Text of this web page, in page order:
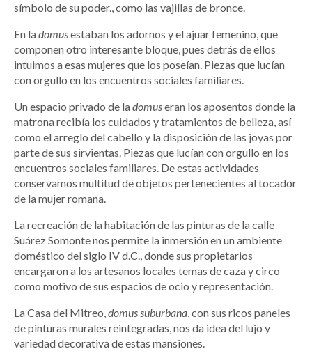
símbolo de su poder., como las vajillas de bronce.
En ladomusestaban los adornos y el ajuar femenino, que
componen otro interesante bloque, pues detrás de ellos
intuimos a esas mujeres que los poseían. Piezas que lucían
con orgullo en los encuentros sociales familiares.
Un espacio privado de ladomuseran los aposentos donde la
matrona recibía los cuidados y tratamientos de belleza, así
como el arreglo del cabello y la disposición de las joyas por
parte de sus sirvientas. Piezas que lucían con orgullo en los
encuentros sociales familiares. De estas actividades
conservamos multitud de objetos pertenecientes al tocador
de la mujer romana.
La recreación de la habitación de las pinturas de la calle
Suárez Somonte nos permite la inmersión en un ambiente
doméstico del siglo IV d.C., donde sus propietarios
encargaron a los artesanos locales temas de caza y circo
como motivo de sus espacios de ocio y representación.
La Casa del Mitreo,domus suburbana, con sus ricos paneles
de pinturas murales reintegradas, nos da idea del lujo y
variedad decorativa de estas mansiones.